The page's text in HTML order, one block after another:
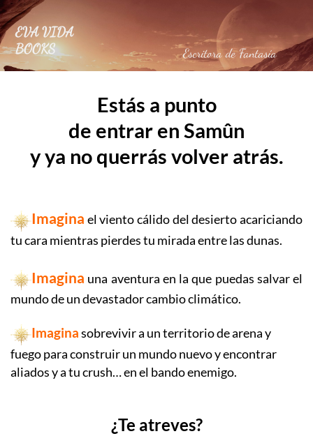
Saltar
al
contenido
EVA VIDA
BOOKS
Escritora de Fantasía
Estás a punto
de entrar en Samûn
y ya no querrás volver atrás.
Imagina el viento cálido del desierto acariciando
tu cara mientras pierdes tu mirada entre las dunas.
Imagina una aventura en la que puedas salvar el
mundo de un devastador cambio climático.
Imaginasobrevivir a un territorio de arena y
fuego para construir un mundo nuevo y encontrar
aliados y a tu crush… en el bando enemigo.
¿Te atreves?